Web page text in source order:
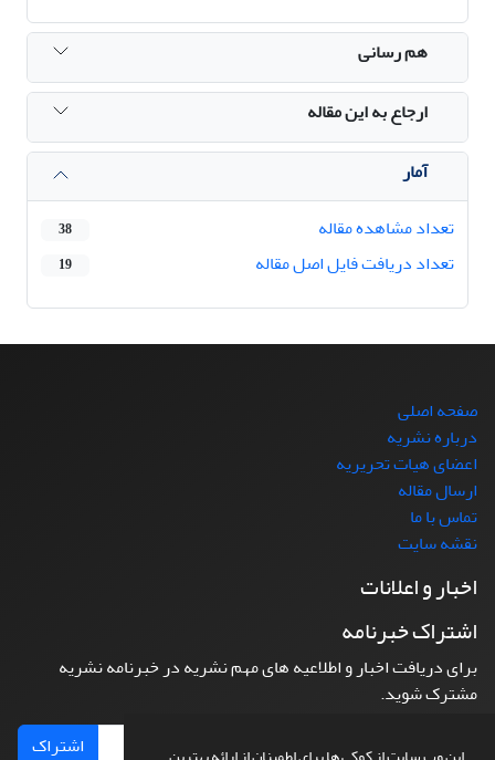
هم رسانی
ارجاع به این مقاله
آمار
تعداد مشاهده مقاله
38
تعداد دریافت فایل اصل مقاله 19
صفحه اصلی
درباره نشریه
اعضای هیات تحریریه
ارسال مقاله
تماس با ما
نقشه سایت
اخبار و اعلانات
اشتراک خبرنامه
برای دریافت اخبار و اطلاعیه های مهم نشریه در خبرنامه نشریه
مشترک شوید.
اشتراک